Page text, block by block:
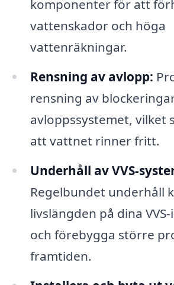
komponenter för att
vattenskador och höga
vattenräkningar.
Rensning av avlopp:
rensning av
avloppssystemet, vilket
att vattnet rinner fritt.
Underhåll av VVS-
Regelbundet underhåll
livslängden på dina
och förebygga större
framtiden.